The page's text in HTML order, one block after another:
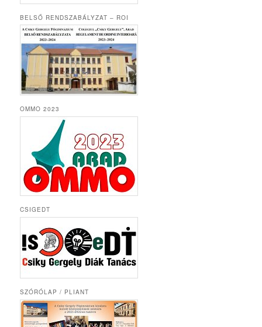
BELSŐ RENDSZABÁLYZAT – ROI
OMMO 2023
CSIGEDT
SZÓRÓLAP / PLIANT